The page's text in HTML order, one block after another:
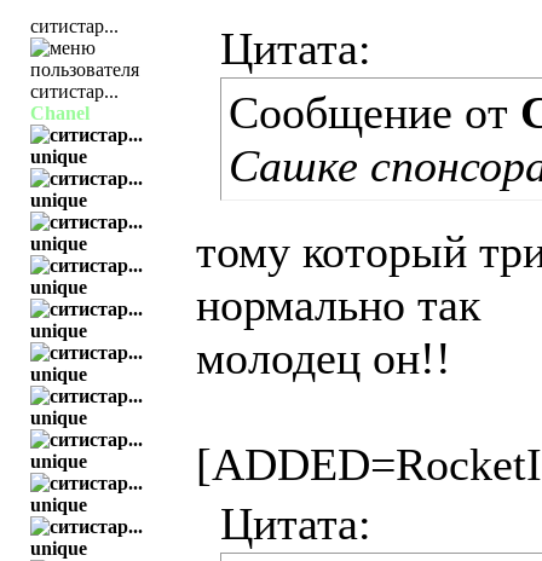
ситистар...
Chanel
Цитата:
Сообщение от
Сашке
тому который
нормально так
молодец он!!
Цитата: